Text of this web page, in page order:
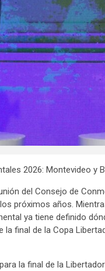
2026: Montevideo y
del Consejo de
próximos años.
ya tiene definido
final de la Copa
la final de la